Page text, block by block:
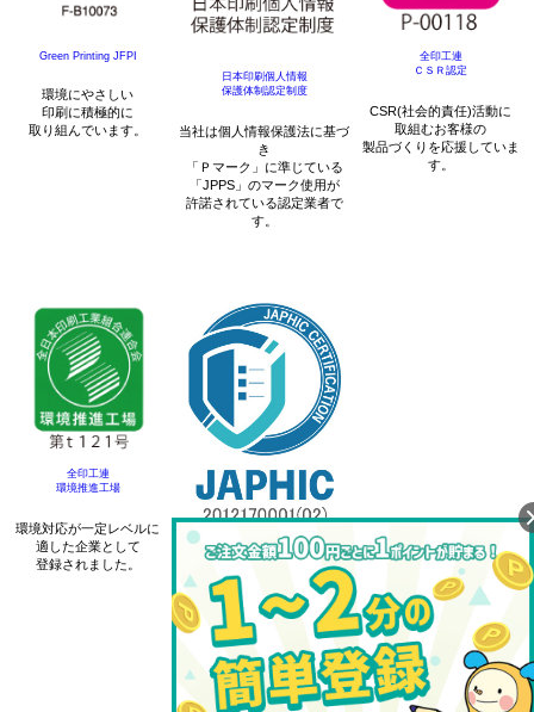
Green Printing JFPI
環境にやさしい
印刷に積極的に
取り組んでいます。
日本印刷個人情報
保護体制認定制度
当社は個人情報保護法に基づ
き
「Ｐマーク」に準じている
「JPPS」のマーク使用が
許諾されている認定業者で
す。
全印工連
ＣＳＲ認定
CSR(社会的責任)活動に
取組むお客様の
製品づくりを応援していま
す。
全印工連
環境推進工場
環境対応が一定レベルに
適した企業として
登録されました。
JAPHICマーク
事業者が「個人情報の
保護に関する法律」に沿って
個人情報の適切な保護を
促進する制度のことです。